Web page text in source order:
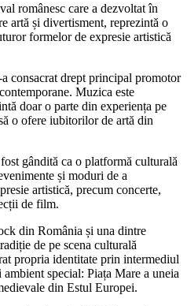
românesc care a dezvoltat în
artă și divertisment, reprezintă o
formelor de expresie artistică
consacrat drept principal promotor
Muzica este
doar o parte din experiența pe
o ofere iubitorilor de artă din
gândită ca o platformă culturală
și moduri de a
artistică, precum concerte,
de film.
din România și una dintre
de pe scena culturală
propria identitate prin intermediul
special: Piața Mare a uneia
din Estul Europei.